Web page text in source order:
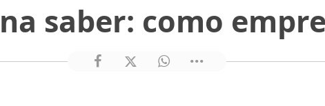
saber: como